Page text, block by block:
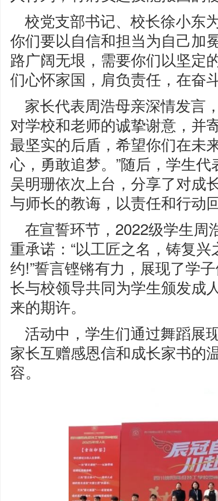
校党支部书记、校长徐小东
你们要以自信和担当为自己加
路广阔无垠，需要你们以坚定
们心怀家国，肩负责任，在奋
家长代表周浩母亲深情发言
对学校和老师的诚挚谢意，并
最坚实的后盾，希望你们在未
心，勇敢追梦。”随后，学生
吴明珊依次上台，分享了对成
与师长的教诲，以责任和行动
在宣誓环节，2022级学生周
重承诺：“以工匠之名，铸复
约!”誓言铿锵有力，展现了学
长与校领导共同为学生颁发成
来的期许。
活动中，学生们通过舞蹈展
家长互赠感恩信和成长家书的
容。